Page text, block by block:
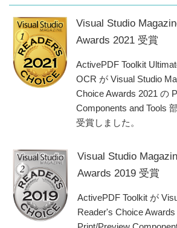
2012/02/28
ActivePDF DocConverter WBE
2012/02/28
ActivePDF WebGrabber WBE
2012/02/28
ActivePDF WebGrabber
2012/01/11
2012/01/03
2012/01/03
ActivePDF WebGrabber
ActivePDF Toolkit 2011 R3 リリ
ライセンス認証方法が変更とな
Visual Studio
Awards 2021 受賞
ActivePDF Toolkit
OCR が Visual Studio
Choice Awards 2021 の
Components and Tools
受賞しました。
Visual Studio
Awards 2019 受賞
ActivePDF Toolkit が
Reader's Choice